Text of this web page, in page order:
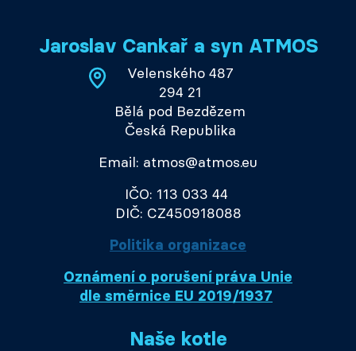
Jaroslav Cankař a syn ATMOS
Velenského 487
294 21
Bělá pod Bezdězem
Česká Republika
Email: atmos@atmos.eu
IČO: 113 033 44
DIČ: CZ450918088
Politika organizace
Oznámení o porušení práva Unie
dle směrnice EU 2019/1937
Naše kotle